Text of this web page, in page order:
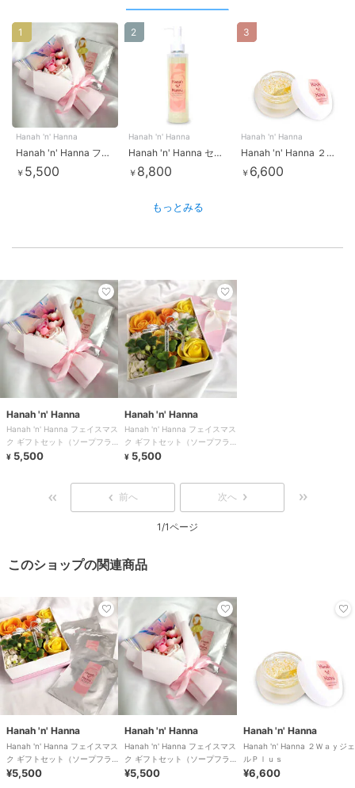
Hanah 'n' Hanna
Hanah 'n' Hanna フェイスマスク ギフトセット（ソープフラワーブーケ・ボックス）
￥ 5,500
1
Hanah 'n' Hanna
Hanah 'n' Hanna セルローション
￥ 8,800
2
Hanah 'n' Hanna
Hanah 'n' Hanna ２ＷａｙジェルＰｌｕｓ
￥ 6,600
3
もっとみる
Hanah 'n' Hanna
Hanah 'n' Hanna フェイスマス
ク ギフトセット（ソープフラ
ワーブーケ・ボックス）
¥ 5,500
Hanah 'n' Hanna
Hanah 'n' Hanna フェイスマス
ク ギフトセット（ソープフラ
ワーボックス・ホワイト）
¥ 5,500
前へ 次へ
1/1ページ
このショップの関連商品
Hanah 'n' Hanna
Hanah 'n' Hanna フェイスマス
ク ギフトセット（ソープフラ
ワーボックス・ホワイト）
¥5,500
Hanah 'n' Hanna
Hanah 'n' Hanna フェイスマス
ク ギフトセット（ソープフラ
ワーブーケ・ボックス）
¥5,500
Hanah 'n' Hanna
Hanah 'n' Hanna ２Ｗａｙジェ
ルＰｌｕｓ
¥6,600